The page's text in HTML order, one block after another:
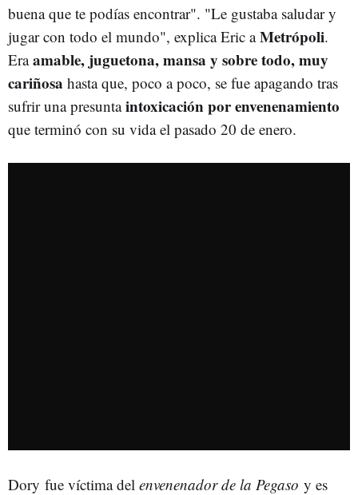
buena que te podías encontrar". "Le gustaba saludar y
jugar con todo el mundo", explica Eric aMetrópoli.
Eraamable, juguetona, mansa y sobre todo, muy
cariñosa hasta que, poco a poco, se fue apagando tras
sufrir una presuntaintoxicación por envenenamiento
que terminó con su vida el pasado 20 de enero.
Dory fue víctima del envenenador de la Pegaso y es